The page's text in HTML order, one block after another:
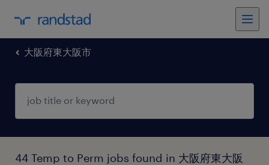
大阪府東大阪市
44 Temp to Perm jobs found in 大阪府東大阪